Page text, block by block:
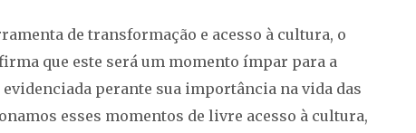
de transformação e acesso à cultura, o
que este será um momento ímpar para a
perante sua importância na vida das
esses momentos de livre acesso à cultura,